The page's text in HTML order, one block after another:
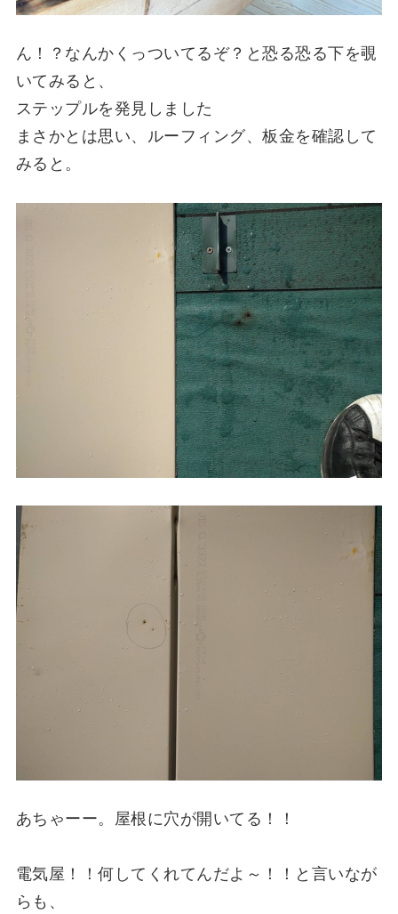
ん！？なんかくっついてるぞ？と恐る恐る下を覗
いてみると、
ステップルを発見しました
まさかとは思い、ルーフィング、板金を確認して
みると。
あちゃーー。屋根に穴が開いてる！！
電気屋！！何してくれてんだよ～！！と言いなが
らも、